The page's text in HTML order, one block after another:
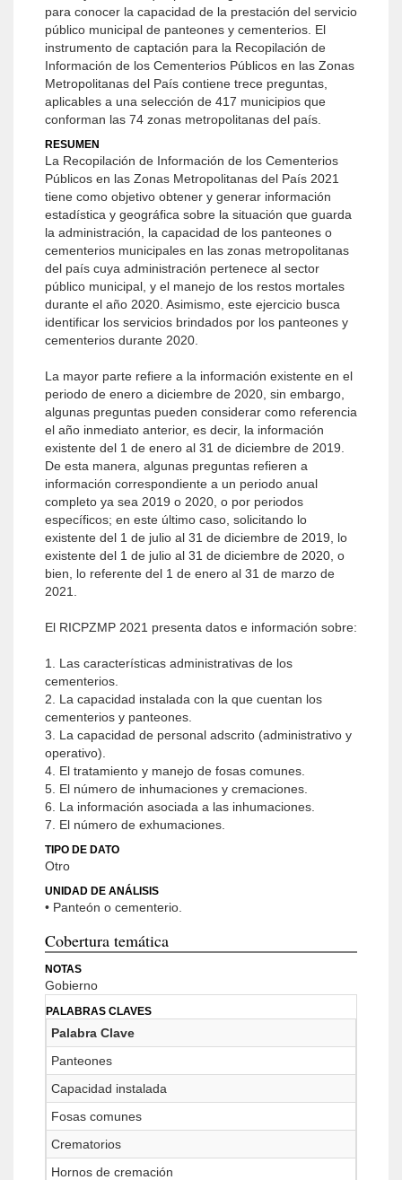
para conocer la capacidad de la prestación del servicio
público municipal de panteones y cementerios. El
instrumento de captación para la Recopilación de
Información de los Cementerios Públicos en las Zonas
Metropolitanas del País contiene trece preguntas,
aplicables a una selección de 417 municipios que
conforman las 74 zonas metropolitanas del país.
RESUMEN
La Recopilación de Información de los Cementerios
Públicos en las Zonas Metropolitanas del País 2021
tiene como objetivo obtener y generar información
estadística y geográfica sobre la situación que guarda
la administración, la capacidad de los panteones o
cementerios municipales en las zonas metropolitanas
del país cuya administración pertenece al sector
público municipal, y el manejo de los restos mortales
durante el año 2020. Asimismo, este ejercicio busca
identificar los servicios brindados por los panteones y
cementerios durante 2020.
La mayor parte refiere a la información existente en el
periodo de enero a diciembre de 2020, sin embargo,
algunas preguntas pueden considerar como referencia
el año inmediato anterior, es decir, la información
existente del 1 de enero al 31 de diciembre de 2019.
De esta manera, algunas preguntas refieren a
información correspondiente a un periodo anual
completo ya sea 2019 o 2020, o por periodos
específicos; en este último caso, solicitando lo
existente del 1 de julio al 31 de diciembre de 2019, lo
existente del 1 de julio al 31 de diciembre de 2020, o
bien, lo referente del 1 de enero al 31 de marzo de
2021.
El RICPZMP 2021 presenta datos e información sobre:
1. Las características administrativas de los
cementerios.
2. La capacidad instalada con la que cuentan los
cementerios y panteones.
3. La capacidad de personal adscrito (administrativo y
operativo).
4. El tratamiento y manejo de fosas comunes.
5. El número de inhumaciones y cremaciones.
6. La información asociada a las inhumaciones.
7. El número de exhumaciones.
TIPO DE DATO
Otro
UNIDAD DE ANÁLISIS
• Panteón o cementerio.
Cobertura temática
NOTAS
Gobierno
PALABRAS CLAVES
Palabra Clave
Panteones
Capacidad instalada
Fosas comunes
Crematorios
Hornos de cremación